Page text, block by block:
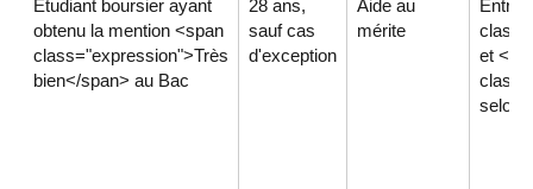
Étudiant boursier ayant
obtenu la mention <span
class="expression">Très
bien</span> au Bac
28 ans,
sauf cas
d'exception
Aide au
mérite
Entre
et
selon